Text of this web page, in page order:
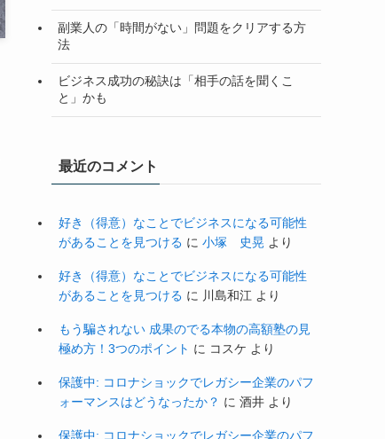
副業人の「時間がない」問題をクリアする方
法
ビジネス成功の秘訣は「相手の話を聞くこ
と」かも
最近のコメント
好き（得意）なことでビジネスになる可能性
があることを見つける に 小塚 史晃 より
好き（得意）なことでビジネスになる可能性
があることを見つける に 川島和江 より
もう騙されない 成果のでる本物の高額塾の見
極め方！3つのポイント に コスケ より
保護中: コロナショックでレガシー企業のパフ
ォーマンスはどうなったか？ に 酒井 より
保護中: コロナショックでレガシー企業のパフ